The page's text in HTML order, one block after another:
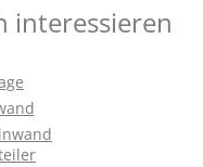
interessieren